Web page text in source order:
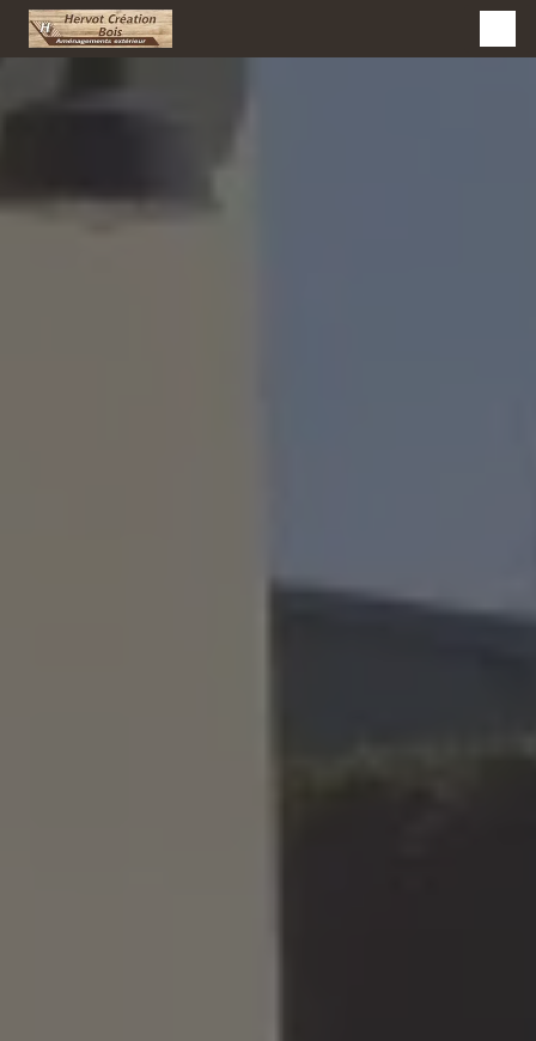
Panneau de gestion des cookies